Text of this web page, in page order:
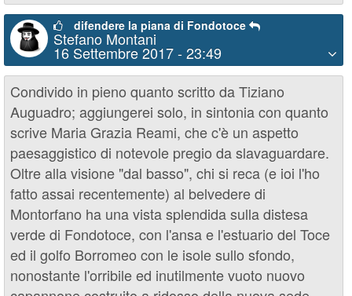
difendere la piana di Fondotoce
Stefano Montani
16 Settembre 2017 - 23:49
Condivido in pieno quanto scritto da Tiziano
Auguadro; aggiungerei solo, in sintonia con quanto
scrive Maria Grazia Reami, che c'è un aspetto
paesaggistico di notevole pregio da slavaguardare.
Oltre alla visione "dal basso", chi si reca (e ioi l'ho
fatto assai recentemente) al belvedere di
Montorfano ha una vista splendida sulla distesa
verde di Fondotoce, con l'ansa e l'estuario del Toce
ed il golfo Borromeo con le isole sullo sfondo,
nonostante l'orribile ed inutilmente vuoto nuovo